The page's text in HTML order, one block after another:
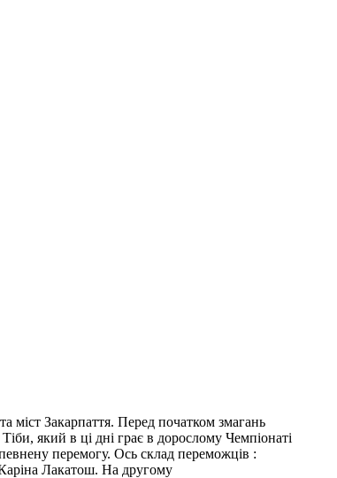
міст Закарпаття. Перед початком змагань
який в ці дні грає в дорослому Чемпіонаті
перемогу. Ось склад переможців :
Лакатош. На другому